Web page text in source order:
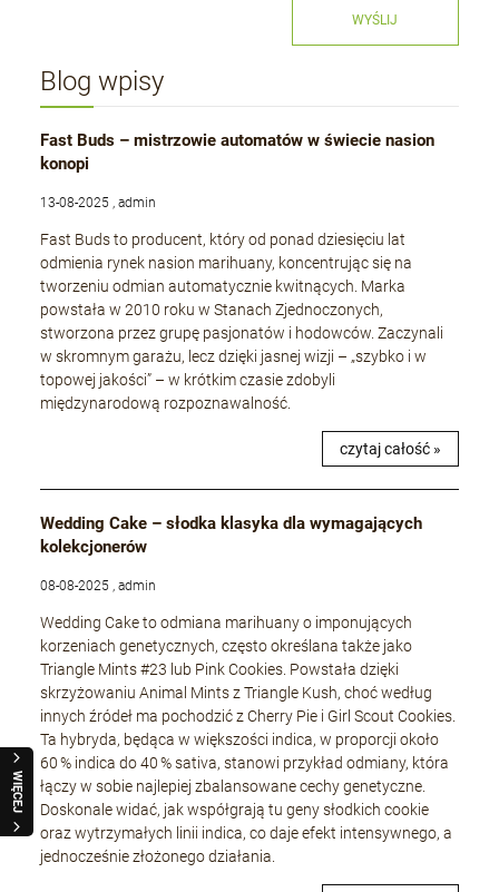
WIĘCEJ
WYŚLIJ
Blog wpisy
Fast Buds – mistrzowie automatów w świecie nasion
konopi
13-08-2025 , admin
Fast Buds to producent, który od ponad dziesięciu lat
odmienia rynek nasion marihuany, koncentrując się na
tworzeniu odmian automatycznie kwitnących. Marka
powstała w 2010 roku w Stanach Zjednoczonych,
stworzona przez grupę pasjonatów i hodowców. Zaczynali
w skromnym garażu, lecz dzięki jasnej wizji – „szybko i w
topowej jakości” – w krótkim czasie zdobyli
międzynarodową rozpoznawalność.
czytaj całość »
Wedding Cake – słodka klasyka dla wymagających
kolekcjonerów
08-08-2025 , admin
Wedding Cake to odmiana marihuany o imponujących
korzeniach genetycznych, często określana także jako
Triangle Mints #23 lub Pink Cookies. Powstała dzięki
skrzyżowaniu Animal Mints z Triangle Kush, choć według
innych źródeł ma pochodzić z Cherry Pie i Girl Scout Cookies.
Ta hybryda, będąca w większości indica, w proporcji około
60 % indica do 40 % sativa, stanowi przykład odmiany, która
łączy w sobie najlepiej zbalansowane cechy genetyczne.
Doskonale widać, jak współgrają tu geny słodkich cookie
oraz wytrzymałych linii indica, co daje efekt intensywnego, a
jednocześnie złożonego działania.